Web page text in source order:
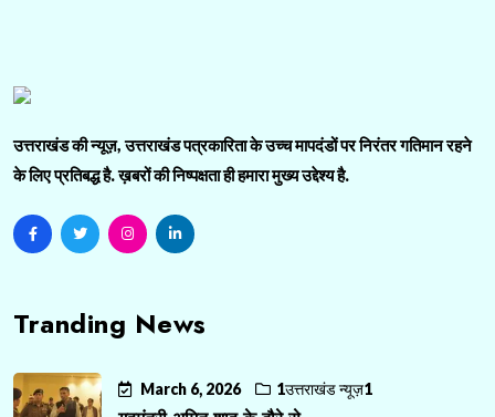
उत्तराखंड की न्यूज़, उत्तराखंड पत्रकारिता के उच्च मापदंडों पर निरंतर गतिमान रहने
के लिए प्रतिबद्ध है. ख़बरों की निष्पक्षता ही हमारा मुख्य उद्देश्य है.
Tranding News
March 6, 2026 1उत्तराखंड न्यूज़1